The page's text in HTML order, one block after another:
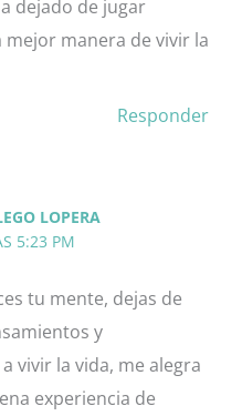
dejado de jugar
manera de vivir la
Responder
LOPERA
5:23 PM
tu mente, dejas de
y
vivir la vida, me alegra
experiencia de